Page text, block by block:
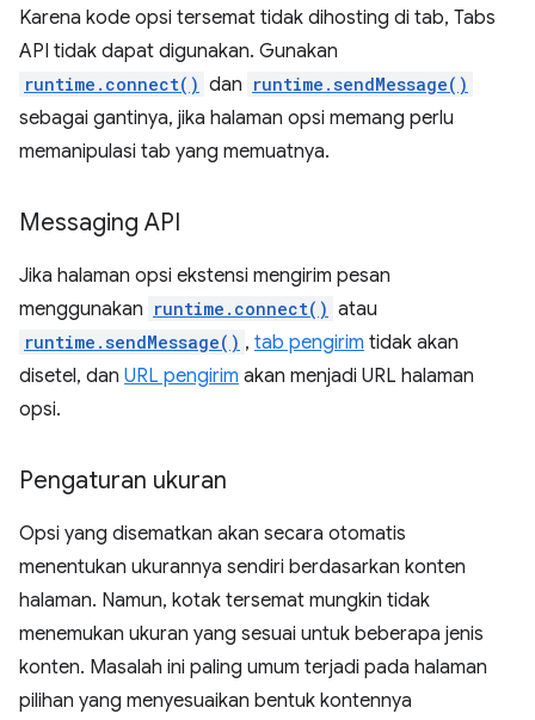
Karena kode opsi tersemat tidak dihosting di tab, Tabs
API tidak dapat digunakan. Gunakan
runtime.connect() dan runtime.sendMessage()
sebagai gantinya, jika halaman opsi memang perlu
memanipulasi tab yang memuatnya.
Messaging API
Jika halaman opsi ekstensi mengirim pesan
menggunakan runtime.connect() atau
runtime.sendMessage() , tab pengirim tidak akan
disetel, dan URL pengirim akan menjadi URL halaman
opsi.
Pengaturan ukuran
Opsi yang disematkan akan secara otomatis
menentukan ukurannya sendiri berdasarkan konten
halaman. Namun, kotak tersemat mungkin tidak
menemukan ukuran yang sesuai untuk beberapa jenis
konten. Masalah ini paling umum terjadi pada halaman
pilihan yang menyesuaikan bentuk kontennya